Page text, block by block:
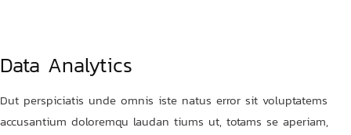
Data Analytics
Dut perspiciatis unde omnis iste natus error sit voluptatems
accusantium doloremqu laudan tiums ut, totams se aperiam,